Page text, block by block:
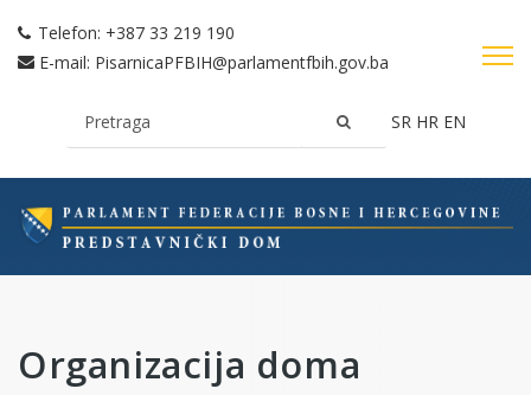
Telefon: +387 33 219 190
E-mail: PisarnicaPFBIH@parlamentfbih.gov.ba
SR HR EN
Organizacija doma